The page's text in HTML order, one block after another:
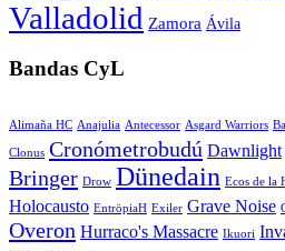
Valladolid Zamora Ávila
Bandas CyL
Alimaña HC Anajulia Antecessor Asgard Warriors
Clonus Cronómetrobudú Dawnlight
Bringer Drow Dünedain Ecos de la
Holocausto EntröpiaH Exiler Grave Noise
Overon Hurraco's Massacre Ikuori